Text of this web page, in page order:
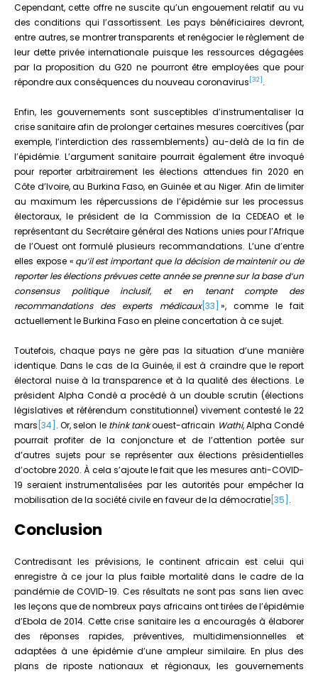
Cependant, cette offre ne suscite qu’un engouement relatif au vu
des conditions qui l’assortissent. Les pays bénéficiaires devront,
entre autres, se montrer transparents et renégocier le règlement de
leur dette privée internationale puisque les ressources dégagées
par la proposition du G20 ne pourront être employées que pour
répondre aux conséquences du nouveau coronavirus [32] .
Enfin, les gouvernements sont susceptibles d’instrumentaliser la
crise sanitaire afin de prolonger certaines mesures coercitives (par
exemple, l’interdiction des rassemblements) au-delà de la fin de
l’épidémie. L’argument sanitaire pourrait également être invoqué
pour reporter arbitrairement les élections attendues fin 2020 en
Côte d’Ivoire, au Burkina Faso, en Guinée et au Niger. Afin de limiter
au maximum les répercussions de l’épidémie sur les processus
électoraux, le président de la Commission de la CEDEAO et le
représentant du Secrétaire général des Nations unies pour l’Afrique
de l’Ouest ont formulé plusieurs recommandations. L’une d’entre
elles expose « qu’il est important que la décision de maintenir ou de
reporter les élections prévues cette année se prenne sur la base d’un
consensus politique inclusif, et en tenant compte des
recommandations des experts médicaux[33] », comme le fait
actuellement le Burkina Faso en pleine concertation à ce sujet.
Toutefois, chaque pays ne gère pas la situation d’une manière
identique. Dans le cas de la Guinée, il est à craindre que le report
électoral nuise à la transparence et à la qualité des élections. Le
président Alpha Condé a procédé à un double scrutin (élections
législatives et référendum constitutionnel) vivement contesté le 22
mars [34] . Or, selon le think tankouest-africain Wathi, Alpha Condé
pourrait profiter de la conjoncture et de l’attention portée sur
d’autres sujets pour se représenter aux élections présidentielles
d’octobre 2020. À cela s’ajoute le fait que les mesures anti-COVID-
19 seraient instrumentalisées par les autorités pour empêcher la
mobilisation de la société civile en faveur de la démocratie [35] .
Conclusion
Contredisant les prévisions, le continent africain est celui qui
enregistre à ce jour la plus faible mortalité dans le cadre de la
pandémie de COVID-19. Ces résultats ne sont pas sans lien avec
les leçons que de nombreux pays africains ont tirées de l’épidémie
d’Ebola de 2014. Cette crise sanitaire les a encouragés à élaborer
des réponses rapides, préventives, multidimensionnelles et
adaptées à une épidémie d’une ampleur similaire. En plus des
plans de riposte nationaux et régionaux, les gouvernements